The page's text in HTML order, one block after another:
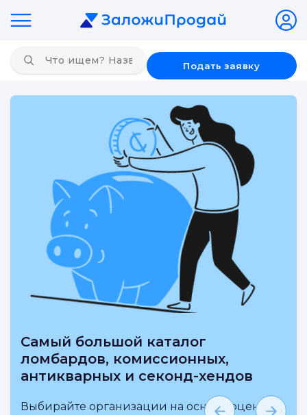
Подать заявку
Самый большой каталог
ломбардов, комиссионных,
антикварных и секонд-хендов
Выбирайте организации на основе оценки и